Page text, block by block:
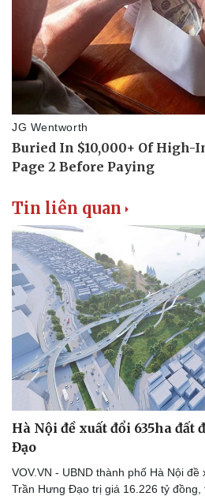
Tin liên quan
Hà Nội đề xuất đổi 635ha đất
Đạo
VOV.VN - UBND thành phố Hà Nội
Trần Hưng Đạo trị giá 16.226 tỷ